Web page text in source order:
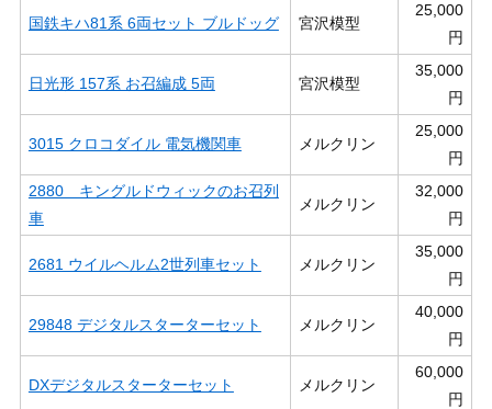
国鉄キハ81系 6両セット ブルドッグ 宮沢模型
25,000
円
日光形 157系 お召編成 5両 宮沢模型
35,000
円
3015 クロコダイル 電気機関車 メルクリン
25,000
円
2880 キングルドウィックのお召列
車
メルクリン
32,000
円
2681 ウイルヘルム2世列車セット メルクリン
35,000
円
29848 デジタルスターターセット メルクリン
40,000
円
DXデジタルスターターセット メルクリン
60,000
円